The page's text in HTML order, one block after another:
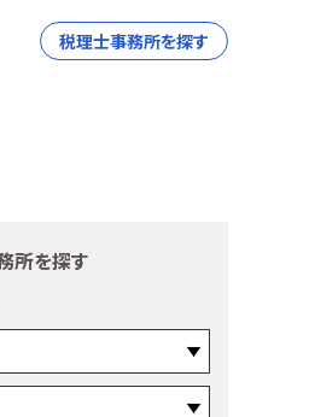
税理士事務所を探す
所を探す